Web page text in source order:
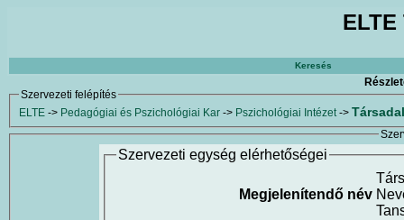
Keresés
Szervezeti felépítés
ELTE -> Pedagógiai és Pszichológiai Kar -> Pszichológiai Intézet->
Szervezeti egység elérhetőségei
Megjelenítendő név